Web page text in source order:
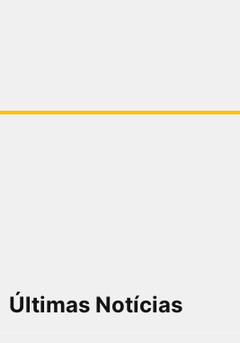
Últimas Notícias